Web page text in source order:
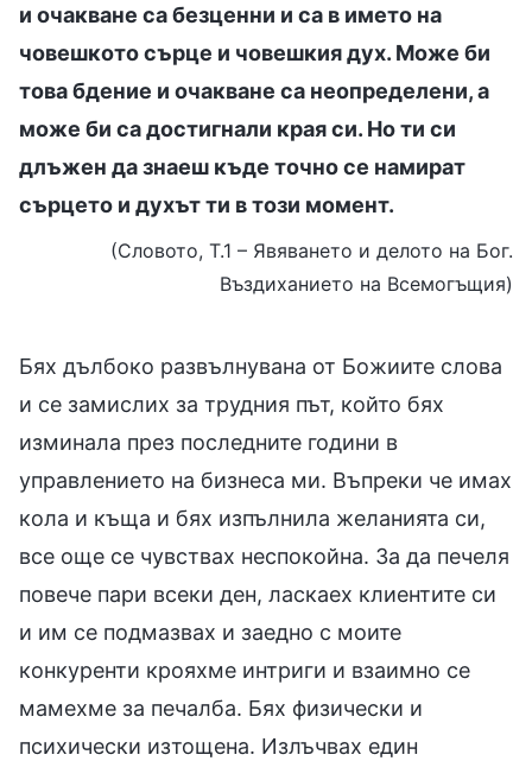
и очакване са безценни и са в името на
човешкото сърце и човешкия дух. Може би
това бдение и очакване са неопределени, а
може би са достигнали края си. Но ти си
длъжен да знаеш къде точно се намират
сърцето и духът ти в този момент.
(Словото, Т.1 – Явяването и делото на Бог.
Въздиханието на Всемогъщия)
Бях дълбоко развълнувана от Божиите слова
и се замислих за трудния път, който бях
изминала през последните години в
управлението на бизнеса ми. Въпреки че имах
кола и къща и бях изпълнила желанията си,
все още се чувствах неспокойна. За да печеля
повече пари всеки ден, ласкаех клиентите си
и им се подмазвах и заедно с моите
конкуренти крояхме интриги и взаимно се
мамехме за печалба. Бях физически и
психически изтощена. Излъчвах един